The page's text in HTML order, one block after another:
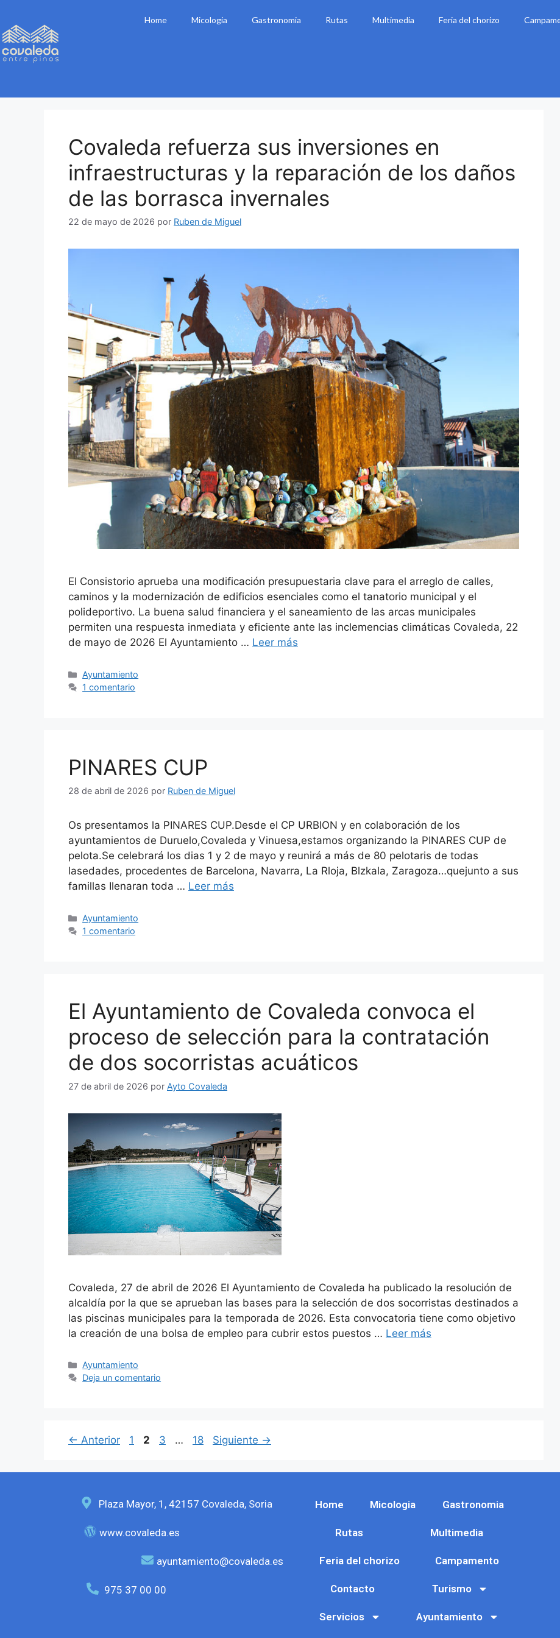
Home Micologia Gastronomia Rutas Multimedia Feria del chorizo
Covaleda refuerza sus inversiones en
infraestructuras y la reparación de los daños
de las borrasca invernales
22 de mayo de 2026 por Ruben de Miguel
El Consistorio aprueba una modificación presupuestaria clave para el arreglo de calles,
caminos y la modernización de edificios esenciales como el tanatorio municipal y el
polideportivo. La buena salud financiera y el saneamiento de las arcas municipales
permiten una respuesta inmediata y eficiente ante las inclemencias climáticas Covaleda, 22
de mayo de 2026 El Ayuntamiento … Leer más
Ayuntamiento
1 comentario
PINARES CUP
28 de abril de 2026 por Ruben de Miguel
Os presentamos la PINARES CUP.Desde el CP URBION y en colaboración de los
ayuntamientos de Duruelo,Covaleda y Vinuesa,estamos organizando la PINARES CUP de
pelota.Se celebrará los dias 1 y 2 de mayo y reunirá a más de 80 pelotaris de todas
lasedades, procedentes de Barcelona, Navarra, La Rloja, Blzkala, Zaragoza…quejunto a sus
famillas Ilenaran toda … Leer más
Ayuntamiento
1 comentario
El Ayuntamiento de Covaleda convoca el
proceso de selección para la contratación
de dos socorristas acuáticos
27 de abril de 2026 por Ayto Covaleda
Covaleda, 27 de abril de 2026 El Ayuntamiento de Covaleda ha publicado la resolución de
alcaldía por la que se aprueban las bases para la selección de dos socorristas destinados a
las piscinas municipales para la temporada de 2026. Esta convocatoria tiene como objetivo
la creación de una bolsa de empleo para cubrir estos puestos … Leer más
Ayuntamiento
Deja un comentario
← Anterior 1 2 3 … 18 Siguiente →
Plaza Mayor, 1, 42157 Covaleda, Soria
www.covaleda.es
ayuntamiento@covaleda.es
975 37 00 00
Home Micologia Gastronomia
Rutas Multimedia
Feria del chorizo Campamento
Contacto Turismo
Servicios Ayuntamiento